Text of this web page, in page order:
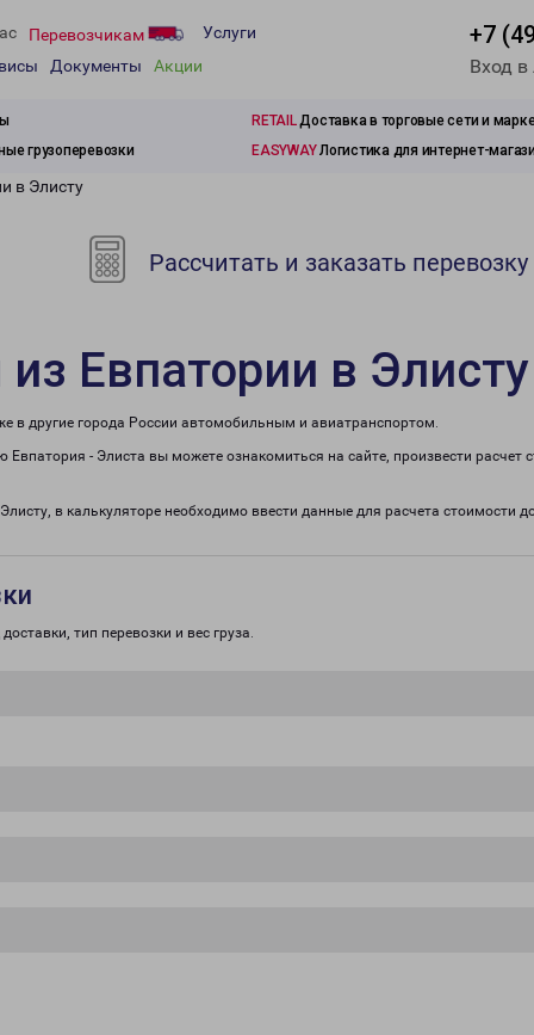
Перевозчикам
Услуги
Документы Акции
+7
Вход
RETAILДоставка в торговые сети и
грузоперевозки EASYWAYЛогистика для интернет-
в Элисту
Рассчитать и заказать перевозку
из Евпатории в Элисту
в другие города России автомобильным и авиатранспортом.
- Элиста вы можете ознакомиться на сайте, произвести
в калькуляторе необходимо ввести данные для расчета стоимости
тип перевозки и вес груза.